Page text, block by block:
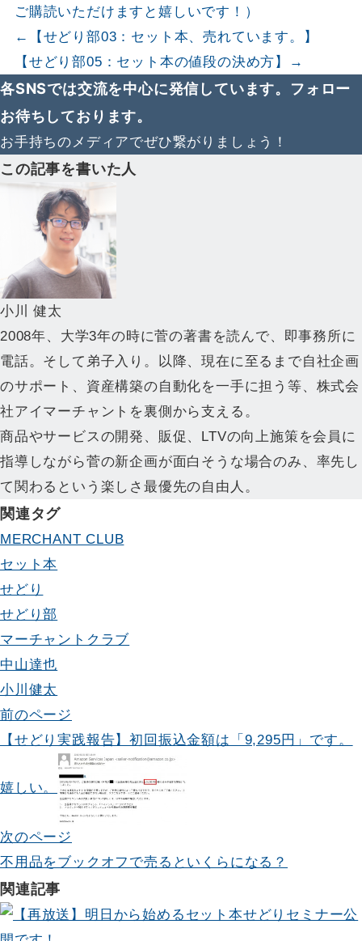
ご購読いただけますと嬉しいです！）
←【せどり部03：セット本、売れています。】
【せどり部05：セット本の値段の決め方】→
各SNSでは交流を中心に発信しています。フォロー
お待ちしております。
お手持ちのメディアでぜひ繋がりましょう！
この記事を書いた人
小川 健太
2008年、大学3年の時に菅の著書を読んで、即事務所に
電話。そして弟子入り。以降、現在に至るまで自社企画
のサポート、資産構築の自動化を一手に担う等、株式会
社アイマーチャントを裏側から支える。
商品やサービスの開発、販促、LTVの向上施策を会員に
指導しながら菅の新企画が面白そうな場合のみ、率先し
て関わるという楽しさ最優先の自由人。
関連タグ
MERCHANT CLUB
セット本
せどり
せどり部
マーチャントクラブ
中山達也
小川健太
投
稿
ナ
ゲ
ー
シ
前のページ
【せどり実践報告】初回振込金額は「9,295円」です。
嬉しい。
次のページ
不用品をブックオフで売るといくらになる？
関連記事